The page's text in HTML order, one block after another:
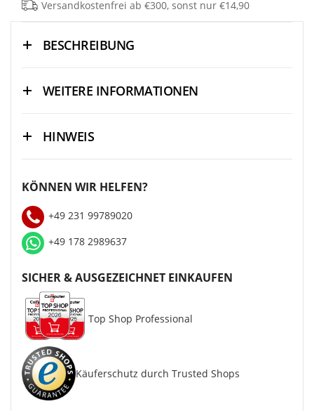
Versandkostenfrei ab €300, sonst nur €14,90
BESCHREIBUNG
WEITERE INFORMATIONEN
HINWEIS
KÖNNEN WIR HELFEN?
+49 231 99789020
+49 178 2989637
SICHER & AUSGEZEICHNET EINKAUFEN
Top Shop Professional
Käuferschutz durch Trusted Shops